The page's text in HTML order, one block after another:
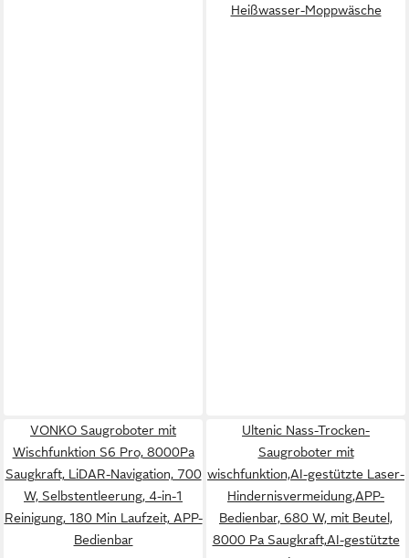
Heißwasser-Moppwäsche
VONKO Saugroboter mit
Wischfunktion S6 Pro, 8000Pa
Saugkraft, LiDAR-Navigation, 700
W, Selbstentleerung, 4-in-1
Reinigung, 180 Min Laufzeit, APP-
Bedienbar
Ultenic Nass-Trocken-
Saugroboter mit
wischfunktion,AI-gestützte Laser-
Hindernisvermeidung,APP-
Bedienbar, 680 W, mit Beutel,
8000 Pa Saugkraft,AI-gestützte